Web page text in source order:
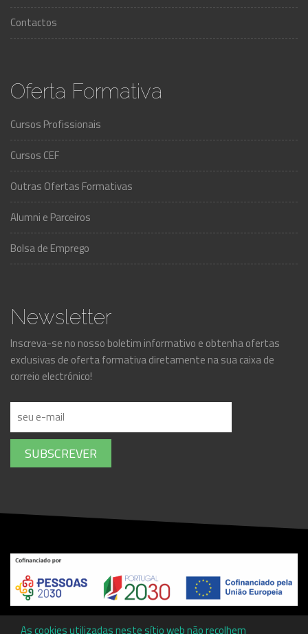
As cookies utilizadas neste sítio web não recolhem
Contactos
Oferta Formativa
Cursos Profissionais
Cursos CEF
Outras Ofertas Formativas
Alumni e Parceiros
Bolsa de Emprego
Newsletter
Inscreva-se no nosso boletim informativo e obtenha ofertas
exclusivas de oferta formativa diretamente na sua caixa de
correio electrónico!
SUBSCREVER
Copyright ©Associação Promotora de Ensino Profissional da